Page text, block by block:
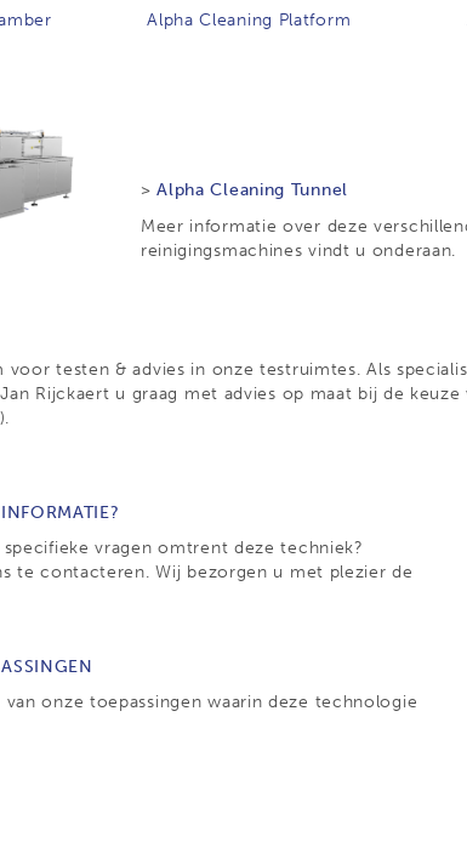
Alpha Cleaning Platform
>Alpha Cleaning Tunnel
Meer informatie over deze
reinigingsmachines vindt u onderaan.
voor testen & advies in onze testruimtes. Als
Rijckaert u graag met advies op maat bij de
vragen omtrent deze techniek?
te contacteren. Wij bezorgen u met plezier de
van onze toepassingen waarin deze technologie